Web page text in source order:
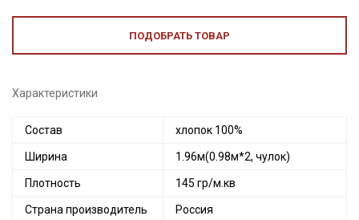
ПОДОБРАТЬ ТОВАР
Характеристики
Состав хлопок 100%
Ширина 1.96м(0.98м*2, чулок)
Плотность 145 гр/м.кв
Страна производитель Россия